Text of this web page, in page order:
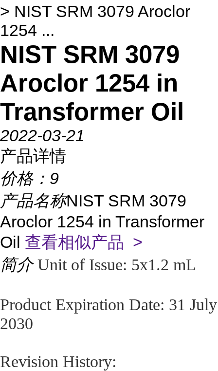
> NIST SRM 3079 Aroclor
1254 ...
NIST SRM 3079
Aroclor 1254 in
Transformer Oil
2022-03-21
产品详情
价格： 9
产品名称NIST SRM 3079
Aroclor 1254 in Transformer
Oil 查看相似产品 >
简介 Unit of Issue: 5x1.2 mL
Product Expiration Date: 31 July
2030
Revision History: